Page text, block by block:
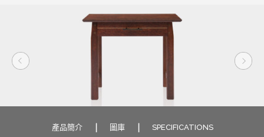
產品簡介 圖庫 SPECIFICATIONS